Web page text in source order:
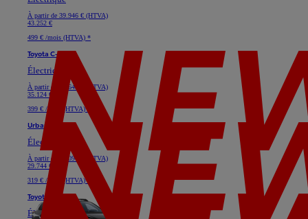
À partir de 39.946 € (HTVA)
43.252 €
499 € /mois (HTVA) *
Toyota C-HR+
Électrique
À partir de
32.645 € (HTVA)
35.124 €
399 € /mois (HTVA) *
Urban Cruiser
Électrique
À partir de
28.091 € (HTVA)
29.744 €
319 € /mois (HTVA) *
Toyota bZ4X
Électrique